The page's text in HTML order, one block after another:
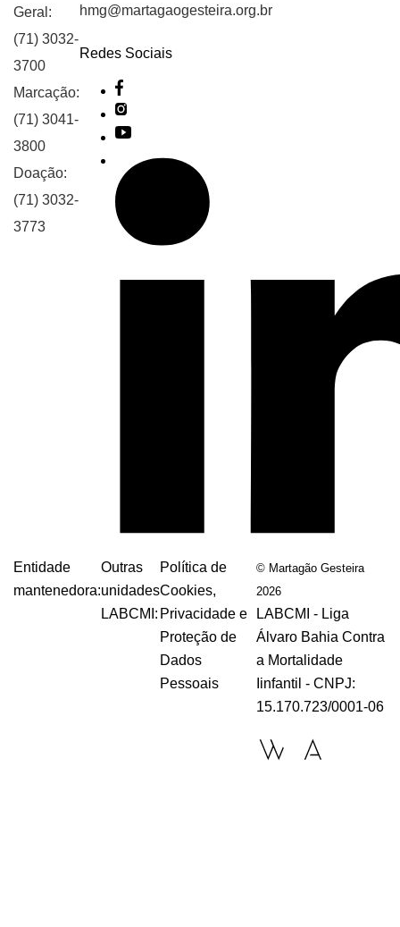
Geral:
(71) 3032-
3700
Marcação:
(71) 3041-
3800
Doação:
(71) 3032-
3773
hmg@martagaogesteira.org.br
Redes Sociais
Entidade
mantenedora:
Outras
unidades
LABCMI:
Política de
Cookies,
Privacidade e
Proteção de
Dados
Pessoais
© Martagão Gesteira
2026
LABCMI - Liga
Álvaro Bahia Contra
a Mortalidade
Iinfantil - CNPJ:
15.170.723/0001-06